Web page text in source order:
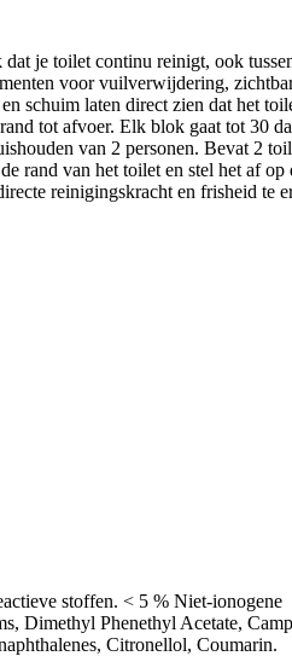
je toilet continu reinigt, ook
voor vuilverwijdering,
schuim laten direct zien dat het
tot afvoer. Elk blok gaat tot 30
van 2 personen. Bevat 2
rand van het toilet en stel het af op
reinigingskracht en frisheid te
stoffen. < 5 % Niet-ionogene
Dimethyl Phenethyl Acetate,
Citronellol, Coumarin.